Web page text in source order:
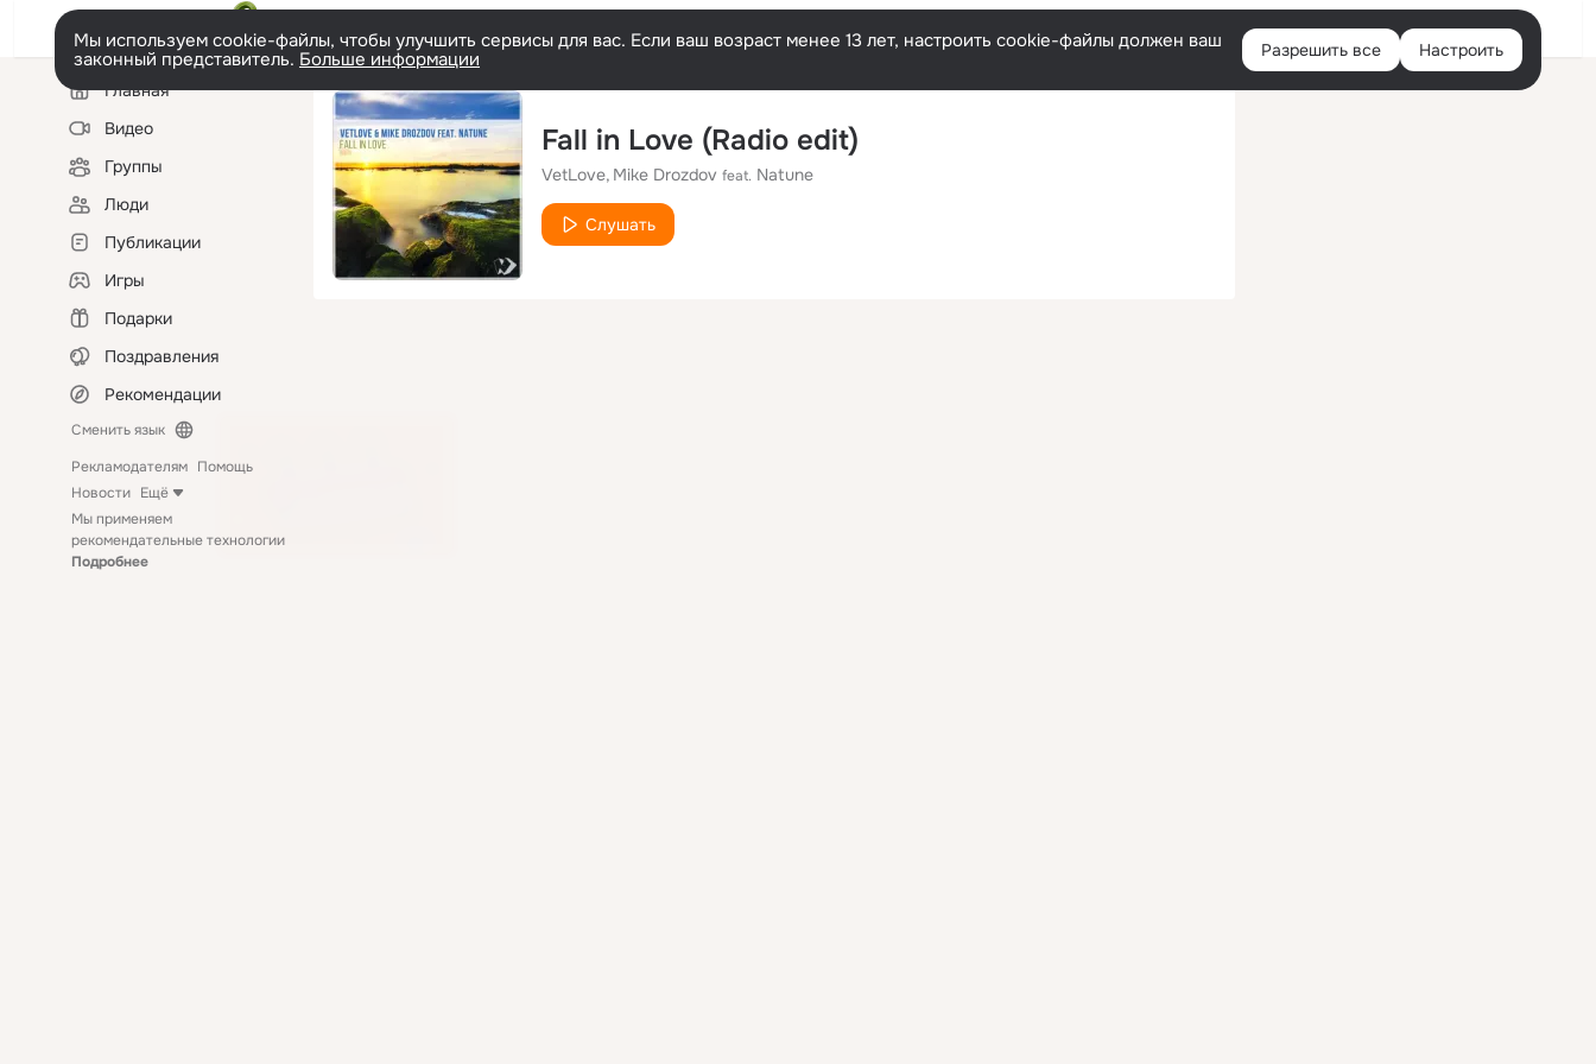
Войти
Мы используем cookie-файлы, чтобы улучшить сервисы для вас. Если ваш возраст менее 13 лет, настроить cookie-файлы должен ваш
законный представитель. Больше информации Разрешить все Настроить
Левая
колонкаГлавная
Видео
Группы
Люди
Публикации
Игры
Подарки
Поздравления
Рекомендации
Сменить язык
Рекламодателям Помощь
Новости Ещё
Мы применяем
рекомендательные технологии
Подробнее
Fall in Love (Radio edit)
VetLove Mike Drozdov feat. Natune
Слушать